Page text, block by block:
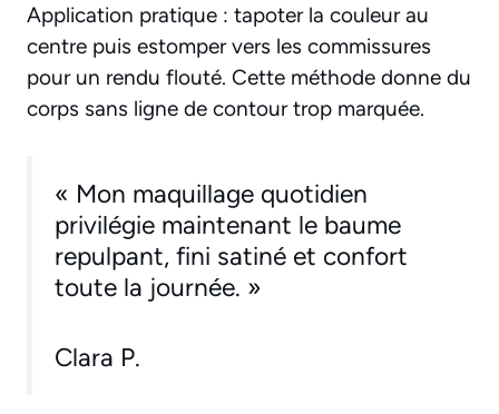
Application pratique : tapoter la couleur au
centre puis estomper vers les commissures
pour un rendu flouté. Cette méthode donne du
corps sans ligne de contour trop marquée.
« Mon maquillage quotidien
privilégie maintenant le baume
repulpant, fini satiné et confort
toute la journée. »
Clara P.